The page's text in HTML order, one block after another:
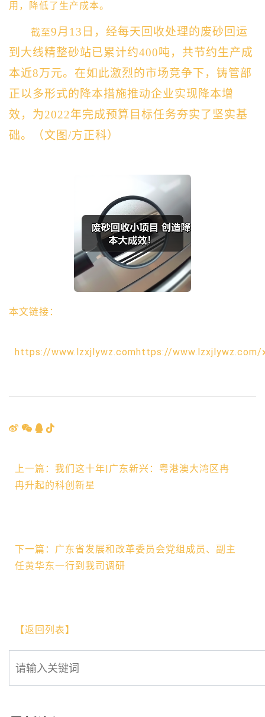
用，降低了生产成本。
截至9月13日，经每天回收处理的废砂回运
到大线精整砂站已累计约400吨，共节约生产成
本近8万元。在如此激烈的市场竞争下，铸管部
正以多形式的降本措施推动企业实现降本增
效，为2022年完成预算目标任务夯实了坚实基
础。（文图/方正科）
本文链接：
https://www.lzxjlywz.comhttps://www.lzxjlywz.com/
上一篇：我们这十年|广东新兴：粤港澳大湾区冉
冉升起的科创新星
下一篇：广东省发展和改革委员会党组成员、副主
任黄华东一行到我司调研
【返回列表】